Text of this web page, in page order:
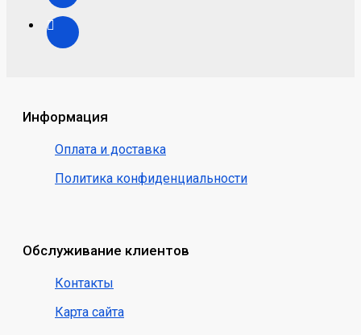
Информация
Оплата и доставка
Политика конфиденциальности
Обслуживание клиентов
Контакты
Карта сайта